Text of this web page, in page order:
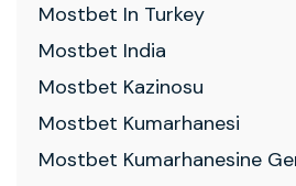
Mostbet In Turkey
Mostbet India
Mostbet Kazinosu
Mostbet Kumarhanesi
Mostbet Kumarhanesine